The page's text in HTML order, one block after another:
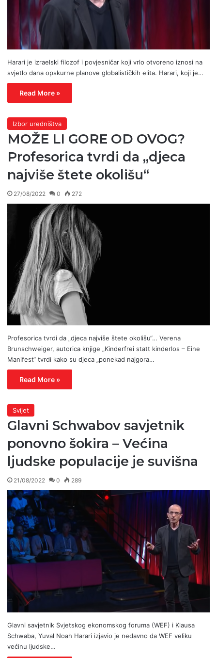
Harari je izraelski filozof i povjesničar koji vrlo otvoreno iznosi na
svjetlo dana opskurne planove globalističkih elita. Harari, koji je…
Read More »
Izbor uredništva
MOŽE LI GORE OD OVOG?
Profesorica tvrdi da „djeca
najviše štete okolišu“
27/08/2022 0 272
Profesorica tvrdi da „djeca najviše štete okolišu“… Verena
Brunschweiger, autorica knjige „Kinderfrei statt kinderlos – Eine
Manifest“ tvrdi kako su djeca „ponekad najgora…
Read More »
Svijet
Glavni Schwabov savjetnik
ponovno šokira – Većina
ljudske populacije je suvišna
21/08/2022 0 289
Glavni savjetnik Svjetskog ekonomskog foruma (WEF) i Klausa
Schwaba, Yuval Noah Harari izjavio je nedavno da WEF veliku
većinu ljudske…